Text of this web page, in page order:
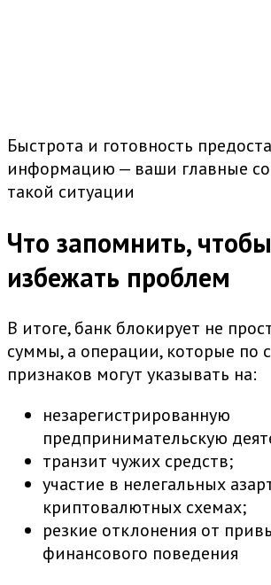
Быстрота и готовность
информацию — ваши главные
такой ситуации
Что запомнить, чтобы
избежать проблем
В итоге, банк блокирует не
суммы, а операции, которые по
признаков могут указывать на:
незарегистрированную
предпринимательскую
транзит чужих средств;
участие в нелегальных
криптовалютных схемах;
резкие отклонения от
финансового поведения